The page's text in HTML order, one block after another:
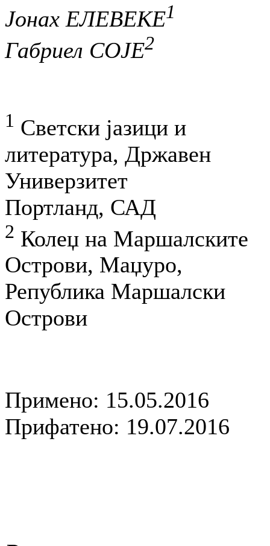
Јонах ЕЛЕВЕКЕ1
Габриел СОЈЕ2
1 Светски јазици и
литература, Државен
Универзитет
Портланд, САД
2 Колеџ на Маршалските
Острови, Маџуро,
Република Маршалски
Острови
Примено: 15.05.2016
Прифатено: 19.07.2016